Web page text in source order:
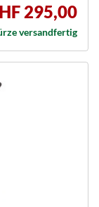
295,00
versandfertig